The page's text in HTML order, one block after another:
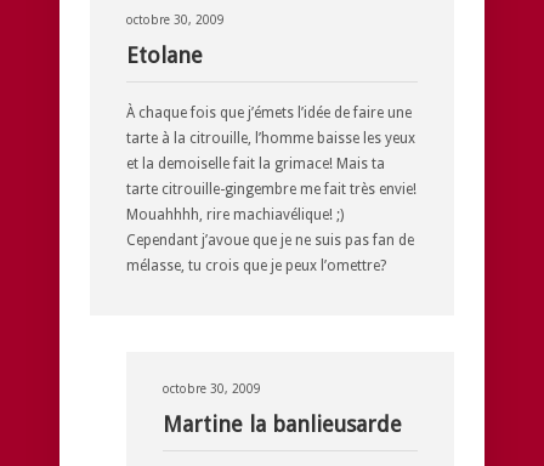
octobre 30, 2009
Etolane
À chaque fois que j’émets l’idée de faire une
tarte à la citrouille, l’homme baisse les yeux
et la demoiselle fait la grimace! Mais ta
tarte citrouille-gingembre me fait très envie!
Mouahhhh, rire machiavélique! ;)
Cependant j’avoue que je ne suis pas fan de
mélasse, tu crois que je peux l’omettre?
octobre 30, 2009
Martine la banlieusarde